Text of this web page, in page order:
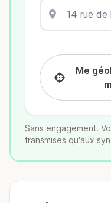
Me
Sans engagement.
transmises qu'aux